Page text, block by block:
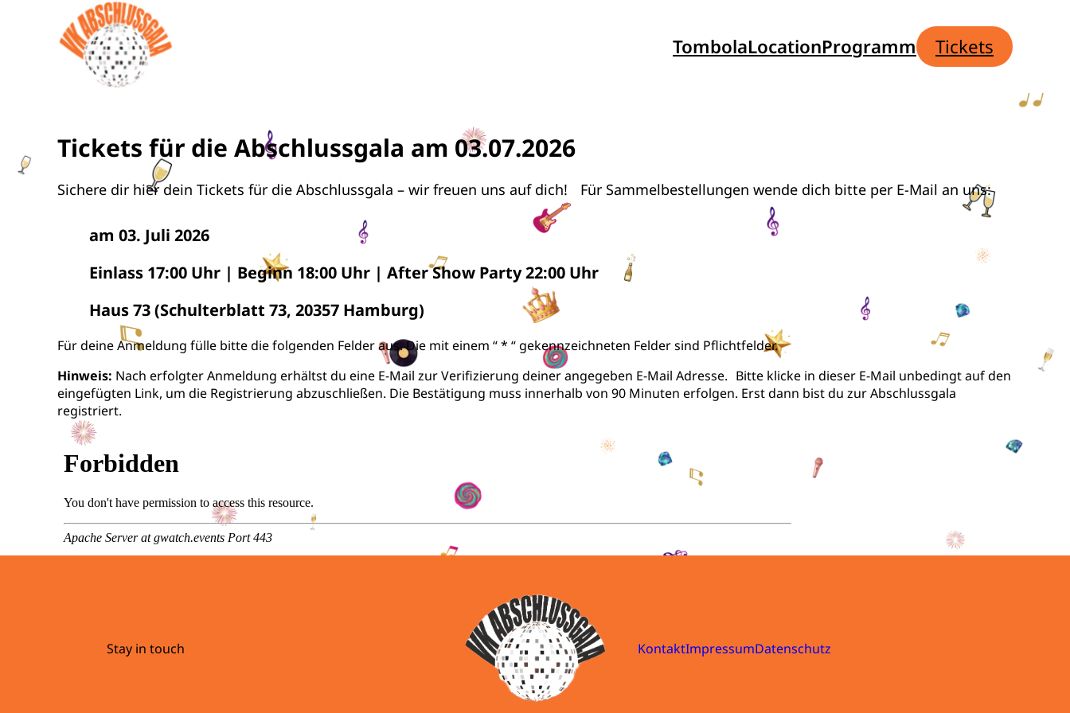
TombolaLocationProgramm Tickets
Tickets für die Abschlussgala am 03.07.2026
Sichere dir hier dein Tickets für die Abschlussgala – wir freuen uns auf dich! Für Sammelbestellungen wende dich bitte per E-Mail an uns:
am 03. Juli 2026
Einlass 17:00 Uhr | Beginn 18:00 Uhr | After Show Party 22:00 Uhr
Haus 73 (Schulterblatt 73, 20357 Hamburg)
Für deine Anmeldung fülle bitte die folgenden Felder aus. Die mit einem “ * “ gekennzeichneten Felder sind Pflichtfelder.
Hinweis: Nach erfolgter Anmeldung erhältst du eine E-Mail zur Verifizierung deiner angegeben E-Mail Adresse. Bitte klicke in dieser E-Mail unbedingt auf den
eingefügten Link, um die Registrierung abzuschließen. Die Bestätigung muss innerhalb von 90 Minuten erfolgen. Erst dann bist du zur Abschlussgala
registriert.
Stay in touch KontaktImpressumDatenschutz